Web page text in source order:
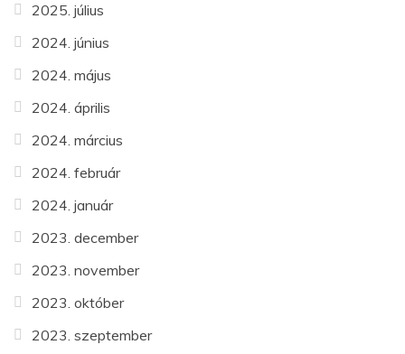
2025. július
2024. június
2024. május
2024. április
2024. március
2024. február
2024. január
2023. december
2023. november
2023. október
2023. szeptember